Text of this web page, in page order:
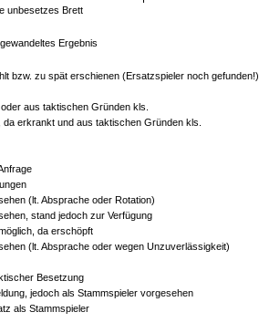
unbesetzes Brett
Ergebnis
bzw. zu spät erschienen (Ersatzspieler noch gefunden!)
aus taktischen Gründen kls.
da erkrankt und aus taktischen Gründen kls.
(lt. Absprache oder Rotation)
stand jedoch zur Verfügung
da erschöpft
(lt. Absprache oder wegen Unzuverlässigkeit)
Besetzung
jedoch als Stammspieler vorgesehen
als Stammspieler